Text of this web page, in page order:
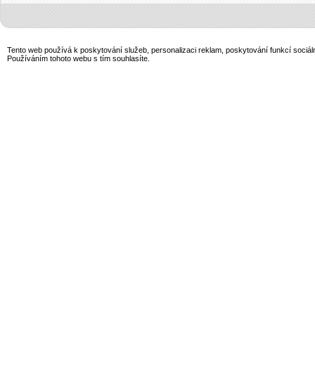
Tento web používá k poskytování služeb, personalizaci reklam, poskytování funkcí
Používáním tohoto webu s tím souhlasíte.